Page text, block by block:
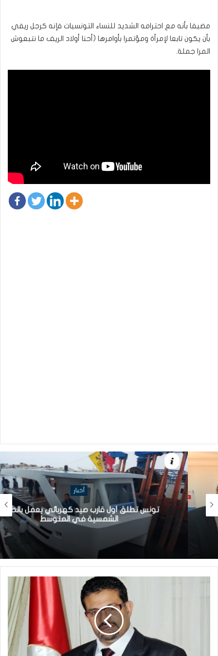
مضيفا بأنه مع احترامه الشديد للنساء التونسيات فإنه كرجل ريفي
بأن يكون تابعا لإمرأة ومؤتمرا بأوامرها (أحنا أولاد الريف ما نتبعوش
المرا جملة.
أخبار
تونس تطلق أول قارب صيد كهربائي يعمل بالطاقة
الشمسية في المتوسط